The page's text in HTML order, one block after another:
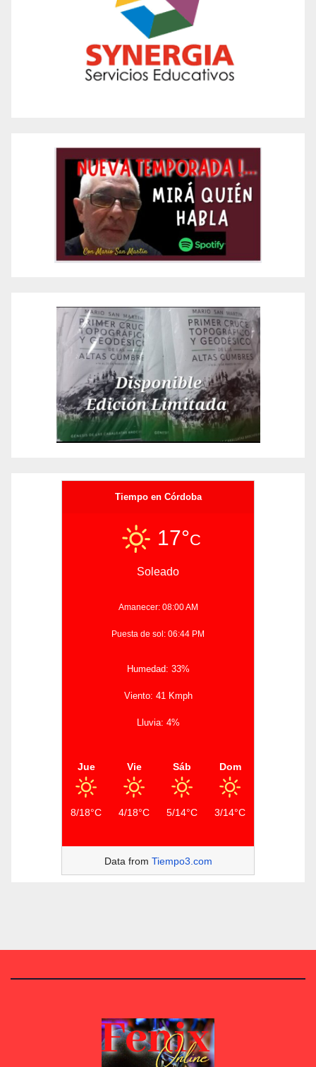
Tiempo en Córdoba
17°C
Soleado
Amanecer: 08:00 AM
Puesta de sol: 06:44 PM
Humedad: 33%
Viento: 41 Kmph
Lluvia: 4%
Jue
8/18°C
Vie
4/18°C
Sáb
5/14°C
Dom
3/14°C
Data from Tiempo3.com